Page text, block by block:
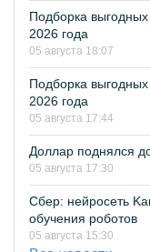
Подборка
2026 года
05 августа 18:07
Подборка
2026 года
05 августа 17:44
Доллар поднялся
05 августа 17:30
Сбер: нейросеть
обучения роботов
05 августа 15:30